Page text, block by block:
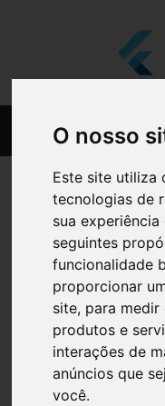
O nosso
Este site utiliza
tecnologias de
sua
seguintes
funcionalidade
proporcionar
site, para medir
produtos e
interações de
anúncios que
você.